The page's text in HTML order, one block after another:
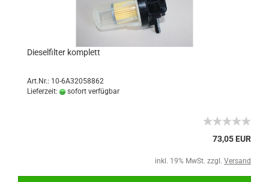
Dieselfilter komplett
Art.Nr.: 10-6A32058862
Lieferzeit:
sofort verfügbar
73,05 EUR
inkl. 19% MwSt. zzgl. Versand